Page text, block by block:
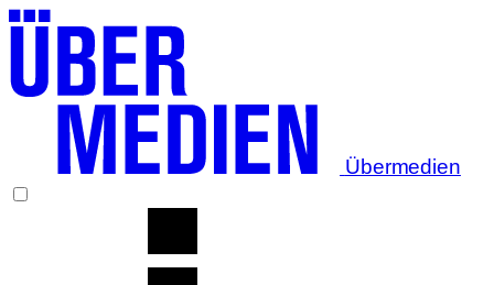
Übermedien